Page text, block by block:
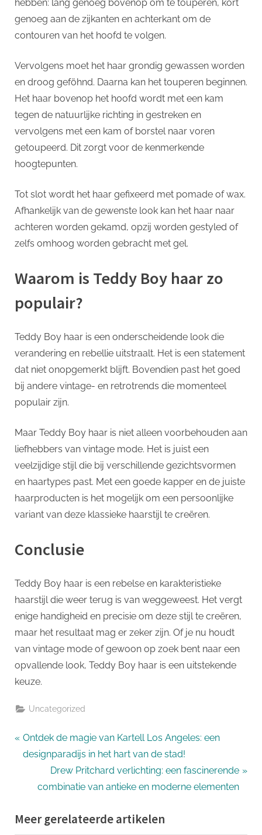
hebben: lang genoeg bovenop om te touperen, kort
genoeg aan de zijkanten en achterkant om de
contouren van het hoofd te volgen.
Vervolgens moet het haar grondig gewassen worden
en droog geföhnd. Daarna kan het touperen beginnen.
Het haar bovenop het hoofd wordt met een kam
tegen de natuurlijke richting in gestreken en
vervolgens met een kam of borstel naar voren
getoupeerd. Dit zorgt voor de kenmerkende
hoogtepunten.
Tot slot wordt het haar gefixeerd met pomade of wax.
Afhankelijk van de gewenste look kan het haar naar
achteren worden gekamd, opzij worden gestyled of
zelfs omhoog worden gebracht met gel.
Waarom is Teddy Boy haar zo
populair?
Teddy Boy haar is een onderscheidende look die
verandering en rebellie uitstraalt. Het is een statement
dat niet onopgemerkt blijft. Bovendien past het goed
bij andere vintage- en retrotrends die momenteel
populair zijn.
Maar Teddy Boy haar is niet alleen voorbehouden aan
liefhebbers van vintage mode. Het is juist een
veelzijdige stijl die bij verschillende gezichtsvormen
en haartypes past. Met een goede kapper en de juiste
haarproducten is het mogelijk om een persoonlijke
variant van deze klassieke haarstijl te creëren.
Conclusie
Teddy Boy haar is een rebelse en karakteristieke
haarstijl die weer terug is van weggeweest. Het vergt
enige handigheid en precisie om deze stijl te creëren,
maar het resultaat mag er zeker zijn. Of je nu houdt
van vintage mode of gewoon op zoek bent naar een
opvallende look, Teddy Boy haar is een uitstekende
keuze.
Uncategorized
Bericht
navigatie
P
r
o
Ontdek de magie van Kartell Los Angeles: een
designparadijs in het hart van de stad!
N
e
t
Drew Pritchard verlichting: een fascinerende
combinatie van antieke en moderne elementen
Meer gerelateerde artikelen